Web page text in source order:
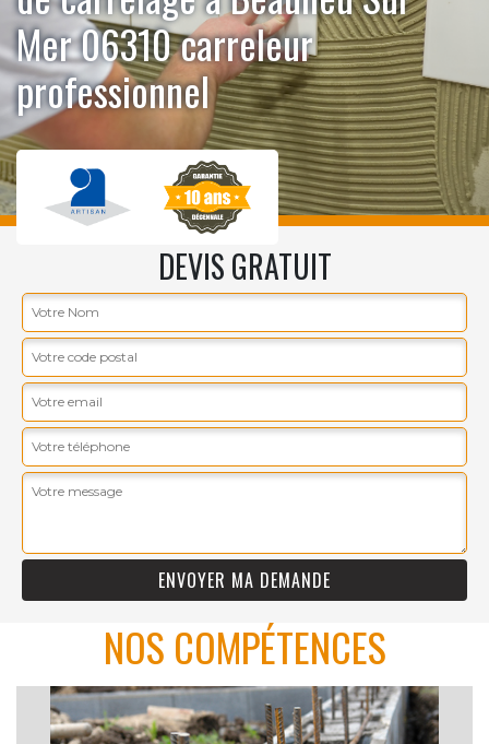
Mer 06310 carreleur
professionnel
DEVIS GRATUIT
NOS COMPÉTENCES